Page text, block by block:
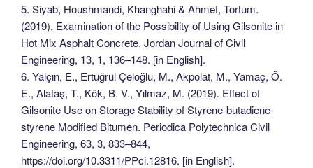
5. Siyab, Houshmandi, Khanghahi & Ahmet, Tortum.
(2019). Examination of the Possibility of Using Gilsonite in
Hot Mix Asphalt Concrete. Jordan Journal of Civil
Engineering, 13, 1, 136–148. [in English].
6. Yalçın, E., Ertuğrul Çeloğlu, M., Akpolat, M., Yamaç, Ö.
E., Alataş, T., Kök, B. V., Yılmaz, M. (2019). Effect of
Gilsonite Use on Storage Stability of Styrene-butadiene-
styrene Modified Bitumen. Periodica Polytechnica Civil
Engineering, 63, 3, 833–844,
https://doi.org/10.3311/PPci.12816. [in English].